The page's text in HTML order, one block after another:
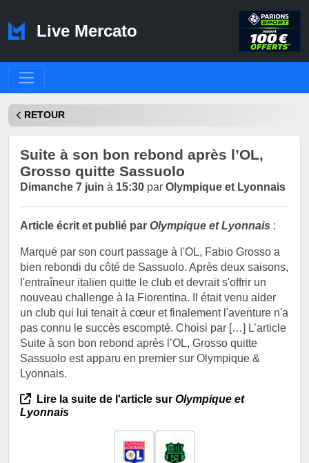
Live Mercato
RETOUR
Suite à son bon rebond après l’OL,
Grosso quitte Sassuolo
Dimanche 7 juin à 15:30 par Olympique et Lyonnais
Article écrit et publié par Olympique et Lyonnais :
Marqué par son court passage à l'OL, Fabio Grosso a
bien rebondi du côté de Sassuolo. Après deux saisons,
l'entraîneur italien quitte le club et devrait s'offrir un
nouveau challenge à la Fiorentina. Il était venu aider
un club qui lui tenait à cœur et finalement l'aventure n'a
pas connu le succès escompté. Choisi par […] L’article
Suite à son bon rebond après l’OL, Grosso quitte
Sassuolo est apparu en premier sur Olympique &
Lyonnais.
Lire la suite de l'article sur Olympique et
Lyonnais